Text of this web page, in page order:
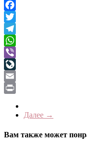
Odnoklassniki
Facebook
Twitter
Telegram
WhatsApp
Viber
LiveJournal
Email
Далее →
Вам также может